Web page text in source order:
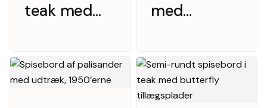
teak med
med